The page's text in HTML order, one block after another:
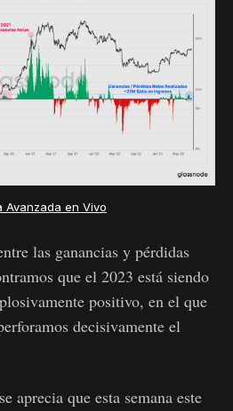
Avanzada en Vivo
las ganancias y pérdidas
que el 2023 está siendo
positivo, en el que
decisivamente el
aprecia que esta semana este